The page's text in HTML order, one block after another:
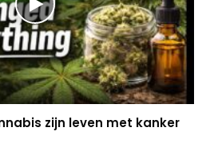
zijn leven met kanker